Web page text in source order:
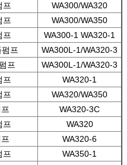
프
WA300/WA320
프
WA300/WA350
프
WA300-1 WA320-1
프
WA300L-1/WA320-3
프
WA300L-1/WA320-3
프
WA320-1
프
WA320/WA350
WA320-3C
프
WA320
WA320-6
프
WA350-1